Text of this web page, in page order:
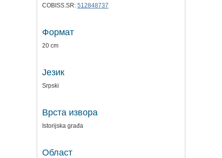
COBISS.SR: 512848737
Формат
20 cm
Језик
Srpski
Врста извора
Istorijska građa
Област